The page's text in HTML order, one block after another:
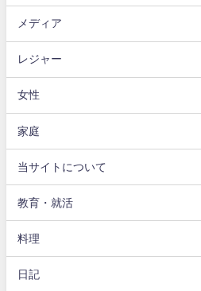
メディア
レジャー
女性
家庭
当サイトについて
教育・就活
料理
日記